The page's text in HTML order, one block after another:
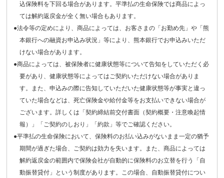
込保険料を下回る場合があります。平準払の生命保険では商品によっ
ては解約返戻金が全く無い場合もあります。
●法令等の定めにより、商品によっては、お客さまの「お勤め先」や「熊
本銀行への融資お申込み状況」等により、熊本銀行でお申込みいただ
けない場合があります。
●商品によっては、被保険者に健康状態等について告知をしていただく必
要があり、健康状態等によってはご契約いただけない場合がありま
す。また、申込みの際に告知していただいた健康状態等が事実と違っ
ていた場合などは、死亡保険金や給付金等をお支払いできない場合が
ございます。詳しくは「契約締結前交付書面（契約概要・注意喚起情
報）」「ご契約のしおり」「約款」等でご確認ください。
●平準払の生命保険において、保険料のお払い込みがないまま一定の猶予
期間が過ぎた場合、ご契約は効力を失います。また、商品によっては
解約返戻金の範囲内で保険会社が自動的に保険料のお立替を行う「自
動振替貸付」という制度があります。この場合、自動振替貸付につい